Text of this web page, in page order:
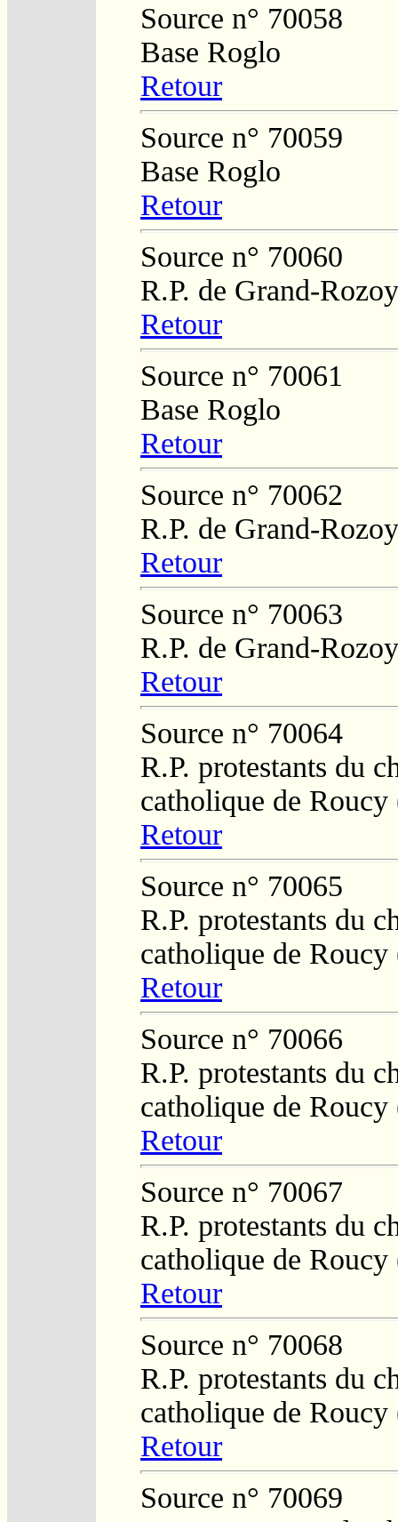
Source n° 70058
Base Roglo
Retour
Source n° 70059
Base Roglo
Retour
Source n° 70060
R.P. de Grand-Rozoy
Retour
Source n° 70061
Base Roglo
Retour
Source n° 70062
R.P. de Grand-Rozoy
Retour
Source n° 70063
R.P. de Grand-Rozoy
Retour
Source n° 70064
R.P. protestants du
catholique de Roucy
Retour
Source n° 70065
R.P. protestants du
catholique de Roucy
Retour
Source n° 70066
R.P. protestants du
catholique de Roucy
Retour
Source n° 70067
R.P. protestants du
catholique de Roucy
Retour
Source n° 70068
R.P. protestants du
catholique de Roucy
Retour
Source n° 70069